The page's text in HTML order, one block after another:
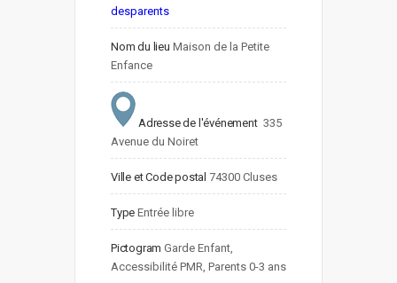
desparents
Nom du lieu Maison de la Petite
Enfance
Adresse de l'événement 335
Avenue du Noiret
Ville et Code postal 74300 Cluses
Type Entrée libre
Pictogram Garde Enfant,
Accessibilité PMR, Parents 0-3 ans